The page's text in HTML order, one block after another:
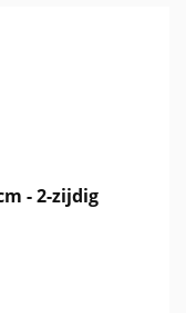
- 2-zijdig